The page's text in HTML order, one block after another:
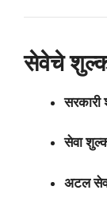
सेवेचे
सेवा
अटल